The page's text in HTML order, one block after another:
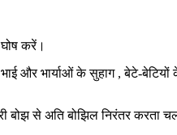
करें।
भार्याओं के सुहाग , बेटे-बेटियों के
बोझ से अति बोझिल निरंतर करता